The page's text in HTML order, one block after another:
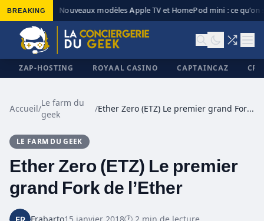
BREAKING Nouveaux modèles Apple TV et HomePod mini : ce qu’on
ZAP-HOSTING ROYAAL CASINO CAPTAINCAZ
Accueil/
Le farm du
geek
/ Ether Zero (ETZ) Le premier grand Fork de l’Ether
LE FARM DU GEEK
Ether Zero (ETZ) Le premier
grand Fork de l’Ether